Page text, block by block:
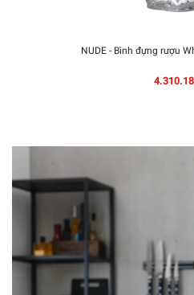
NUDE - Bình đựng rượu